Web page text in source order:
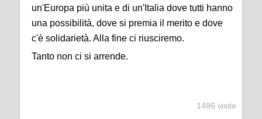
un'Europa più unita e di un'Italia dove tutti hanno
una possibilità, dove si premia il merito e dove
c'è solidarietà. Alla fine ci riusciremo.
Tanto non ci si arrende.
1486 visite